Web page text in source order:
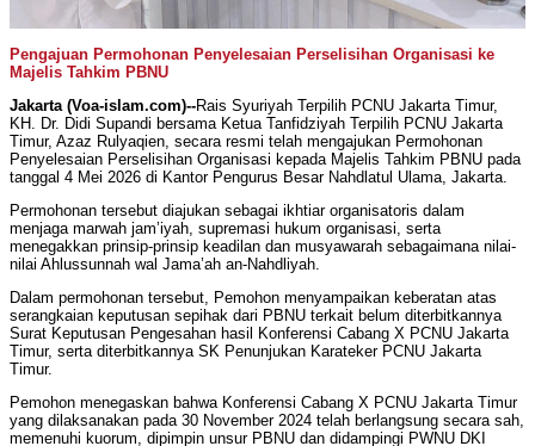
Pengajuan Permohonan Penyelesaian Perselisihan Organisasi ke
Majelis Tahkim PBNU
Jakarta (Voa-islam.com)--Rais Syuriyah Terpilih PCNU Jakarta Timur,
KH. Dr. Didi Supandi bersama Ketua Tanfidziyah Terpilih PCNU Jakarta
Timur, Azaz Rulyaqien, secara resmi telah mengajukan Permohonan
Penyelesaian Perselisihan Organisasi kepada Majelis Tahkim PBNU pada
tanggal 4 Mei 2026 di Kantor Pengurus Besar Nahdlatul Ulama, Jakarta.
Permohonan tersebut diajukan sebagai ikhtiar organisatoris dalam
menjaga marwah jam’iyah, supremasi hukum organisasi, serta
menegakkan prinsip-prinsip keadilan dan musyawarah sebagaimana nilai-
nilai Ahlussunnah wal Jama’ah an-Nahdliyah.
Dalam permohonan tersebut, Pemohon menyampaikan keberatan atas
serangkaian keputusan sepihak dari PBNU terkait belum diterbitkannya
Surat Keputusan Pengesahan hasil Konferensi Cabang X PCNU Jakarta
Timur, serta diterbitkannya SK Penunjukan Karateker PCNU Jakarta
Timur.
Pemohon menegaskan bahwa Konferensi Cabang X PCNU Jakarta Timur
yang dilaksanakan pada 30 November 2024 telah berlangsung secara sah,
memenuhi kuorum, dipimpin unsur PBNU dan didampingi PWNU DKI